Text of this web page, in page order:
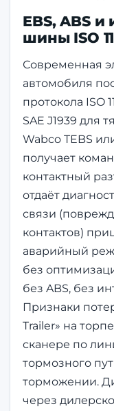
EBS, ABS
шины ISO
Современная
автомобиля
протокола ISO
SAE J1939 для
Wabco TEBS
получает
контактный
отдаёт
связи
контактов)
аварийный
без
без ABS, без
Признаки
Trailer» на
сканере по
тормозного
торможении.
через